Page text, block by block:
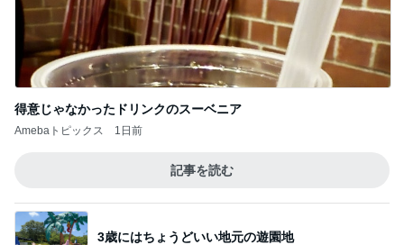
得意じゃなかったドリンクのスーベニア
Amebaトピックス 1日前
記事を読む
3歳にはちょうどいい地元の遊園地